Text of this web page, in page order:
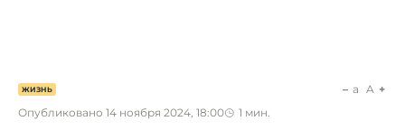
ЖИЗНЬ
Опубликовано 14 ноября 2024, 18:00 1 мин.
a A